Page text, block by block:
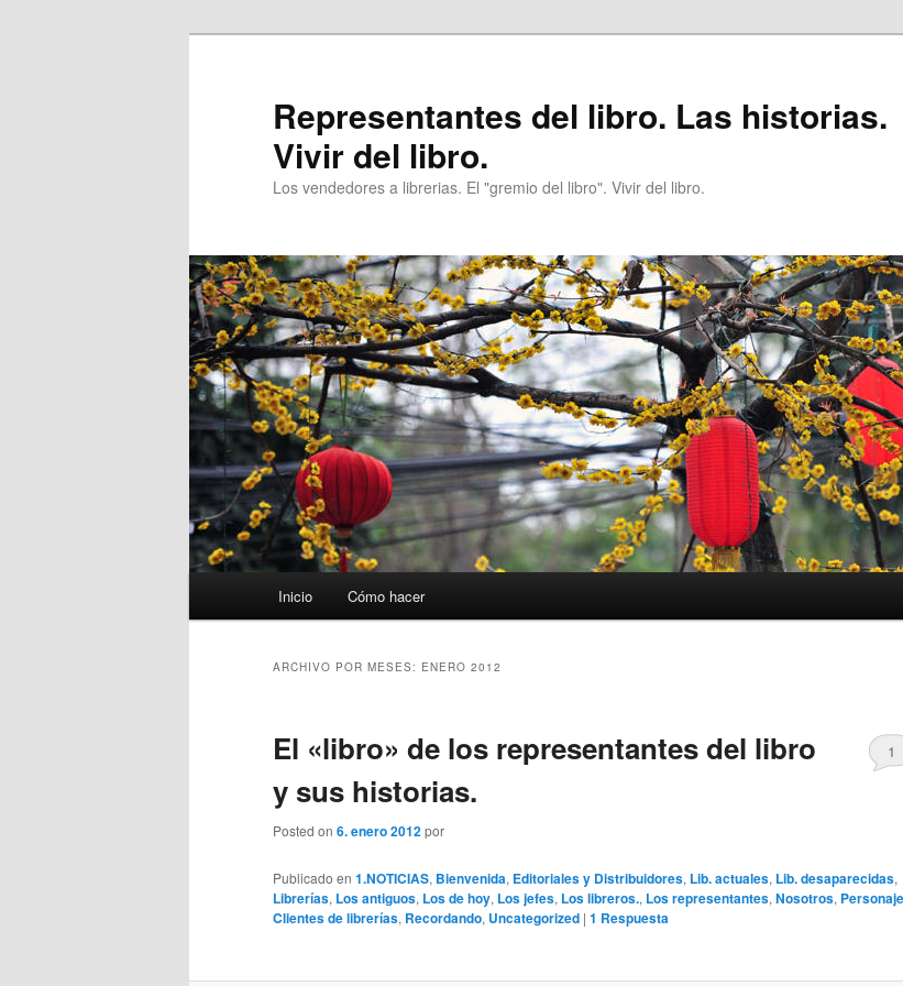
Representantes del libro. Las historias.
Vivir del libro.
Los vendedores a librerias. El "gremio del libro". Vivir del libro.
Inicio Cómo hacer
ARCHIVO POR MESES: ENERO 2012
El «libro» de los representantes del libro
y sus historias.
Posted on 6. enero 2012por
1
Publicado en 1.NOTICIAS, Bienvenida, Editoriales y Distribuidores, Lib. actuales, Lib. desaparecidas,
Librerías, Los antiguos, Los de hoy, Los jefes, Los libreros., Los representantes, Nosotros,
Clientes de librerías, Recordando, Uncategorized | 1 Respuesta